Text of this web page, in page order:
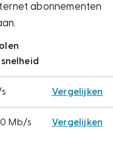
abonnementen
Vergelijken
Mb/s Vergelijken